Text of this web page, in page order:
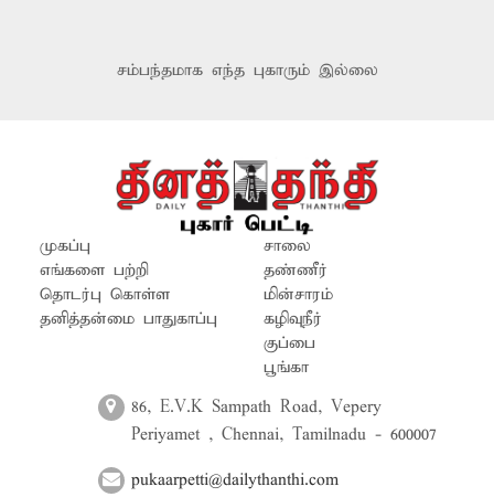
சம்பந்தமாக எந்த புகாரும் இல்லை
முகப்பு
எங்களை பற்றி
தொடர்பு கொள்ள
தனித்தன்மை பாதுகாப்பு
சாலை
தண்ணீர்
மின்சாரம்
கழிவுநீர்
குப்பை
பூங்கா
86, E.V.K Sampath Road, Vepery
Periyamet , Chennai, Tamilnadu - 600007
pukaarpetti@dailythanthi.com